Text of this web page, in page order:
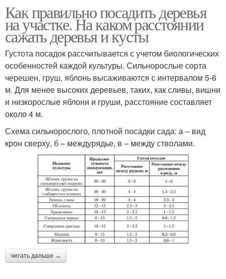
Как правильно посадить деревья
на участке. На каком расстоянии
сажать деревья и кусты
Густота посадок рассчитывается с учетом биологических
особенностей каждой культуры. Сильнорослые сорта
черешен, груш, яблонь высаживаются с интервалом 5-6
м. Для менее высоких деревьев, таких, как сливы, вишни
и низкорослые яблони и груши, расстояние составляет
около 4 м.
Схема сильнорослого, плотной посадки сада: а – вид
крон сверху, б – междурядье, в – между стволами.
читать дальше →